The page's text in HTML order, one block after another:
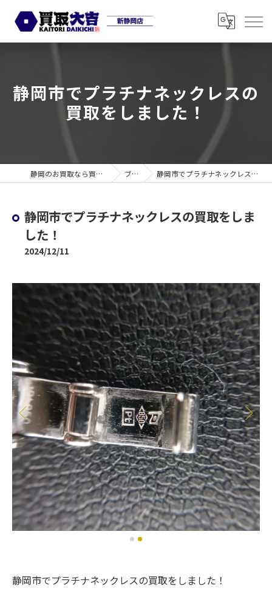
静岡市でプラチナネックレスの
買取をしました！
静岡のお買取なら買取大吉 新静岡店 ブログ 静岡市でプラチナネックレスの買取をしました！
静岡市でプラチナネックレスの買取をしま
した！
2024/12/11
静岡市でプラチナネックレスの買取をしました！